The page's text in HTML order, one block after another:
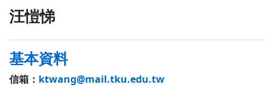
汪愷悌
基本資料
信箱： ktwang@mail.tku.edu.tw